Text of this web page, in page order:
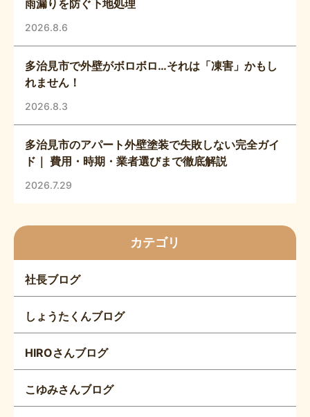
雨漏りを防ぐ下地処理
2026.8.6
多治見市で外壁がボロボロ…それは「凍害」かもし
れません！
2026.8.3
多治見市のアパート外壁塗装で失敗しない完全ガイ
ド｜ 費用・時期・業者選びまで徹底解説
2026.7.29
カテゴリ
社長ブログ
しょうたくんブログ
HIROさんブログ
こゆみさんブログ